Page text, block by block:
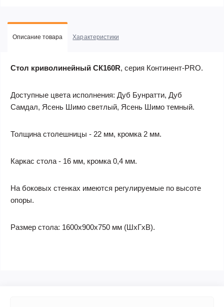
Описание товара Характеристики
Стол криволинейный СК160R, серия Континент-PRO.
Доступные цвета исполнения: Дуб Бунратти, Дуб
Самдал, Ясень Шимо светлый, Ясень Шимо темный.
Толщина столешницы - 22 мм, кромка 2 мм.
Каркас стола - 16 мм, кромка 0,4 мм.
На боковых стенках имеются регулируемые по высоте
опоры.
Размер стола: 1600х900х750 мм (ШхГхВ).